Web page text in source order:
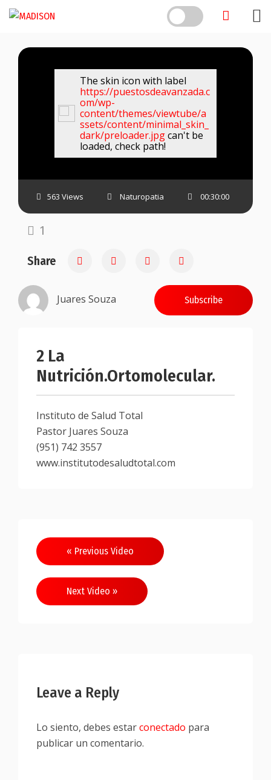
Skip
The skin icon with label
https://puestosdeavanzada.c
om/wp-
content/themes/viewtube/a
ssets/content/minimal_skin_
dark/preloader.jpgcan't be
loaded, check path!
563 Views Naturopatia 00:30:00
1
Share
Juares Souza Subscribe
2 La
Nutrición.Ortomolecular.
Instituto de Salud Total
Pastor Juares Souza
(951) 742 3557
www.institutodesaludtotal.com
Navegación
de
entradas
« Previous Video
Next Video »
Leave a Reply
Lo siento, debes estarconectado para
publicar un comentario.